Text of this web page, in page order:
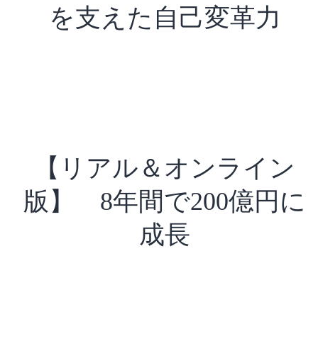
を支えた自己変革力
【リアル＆オンライン
版】 8年間で200億円に
成長